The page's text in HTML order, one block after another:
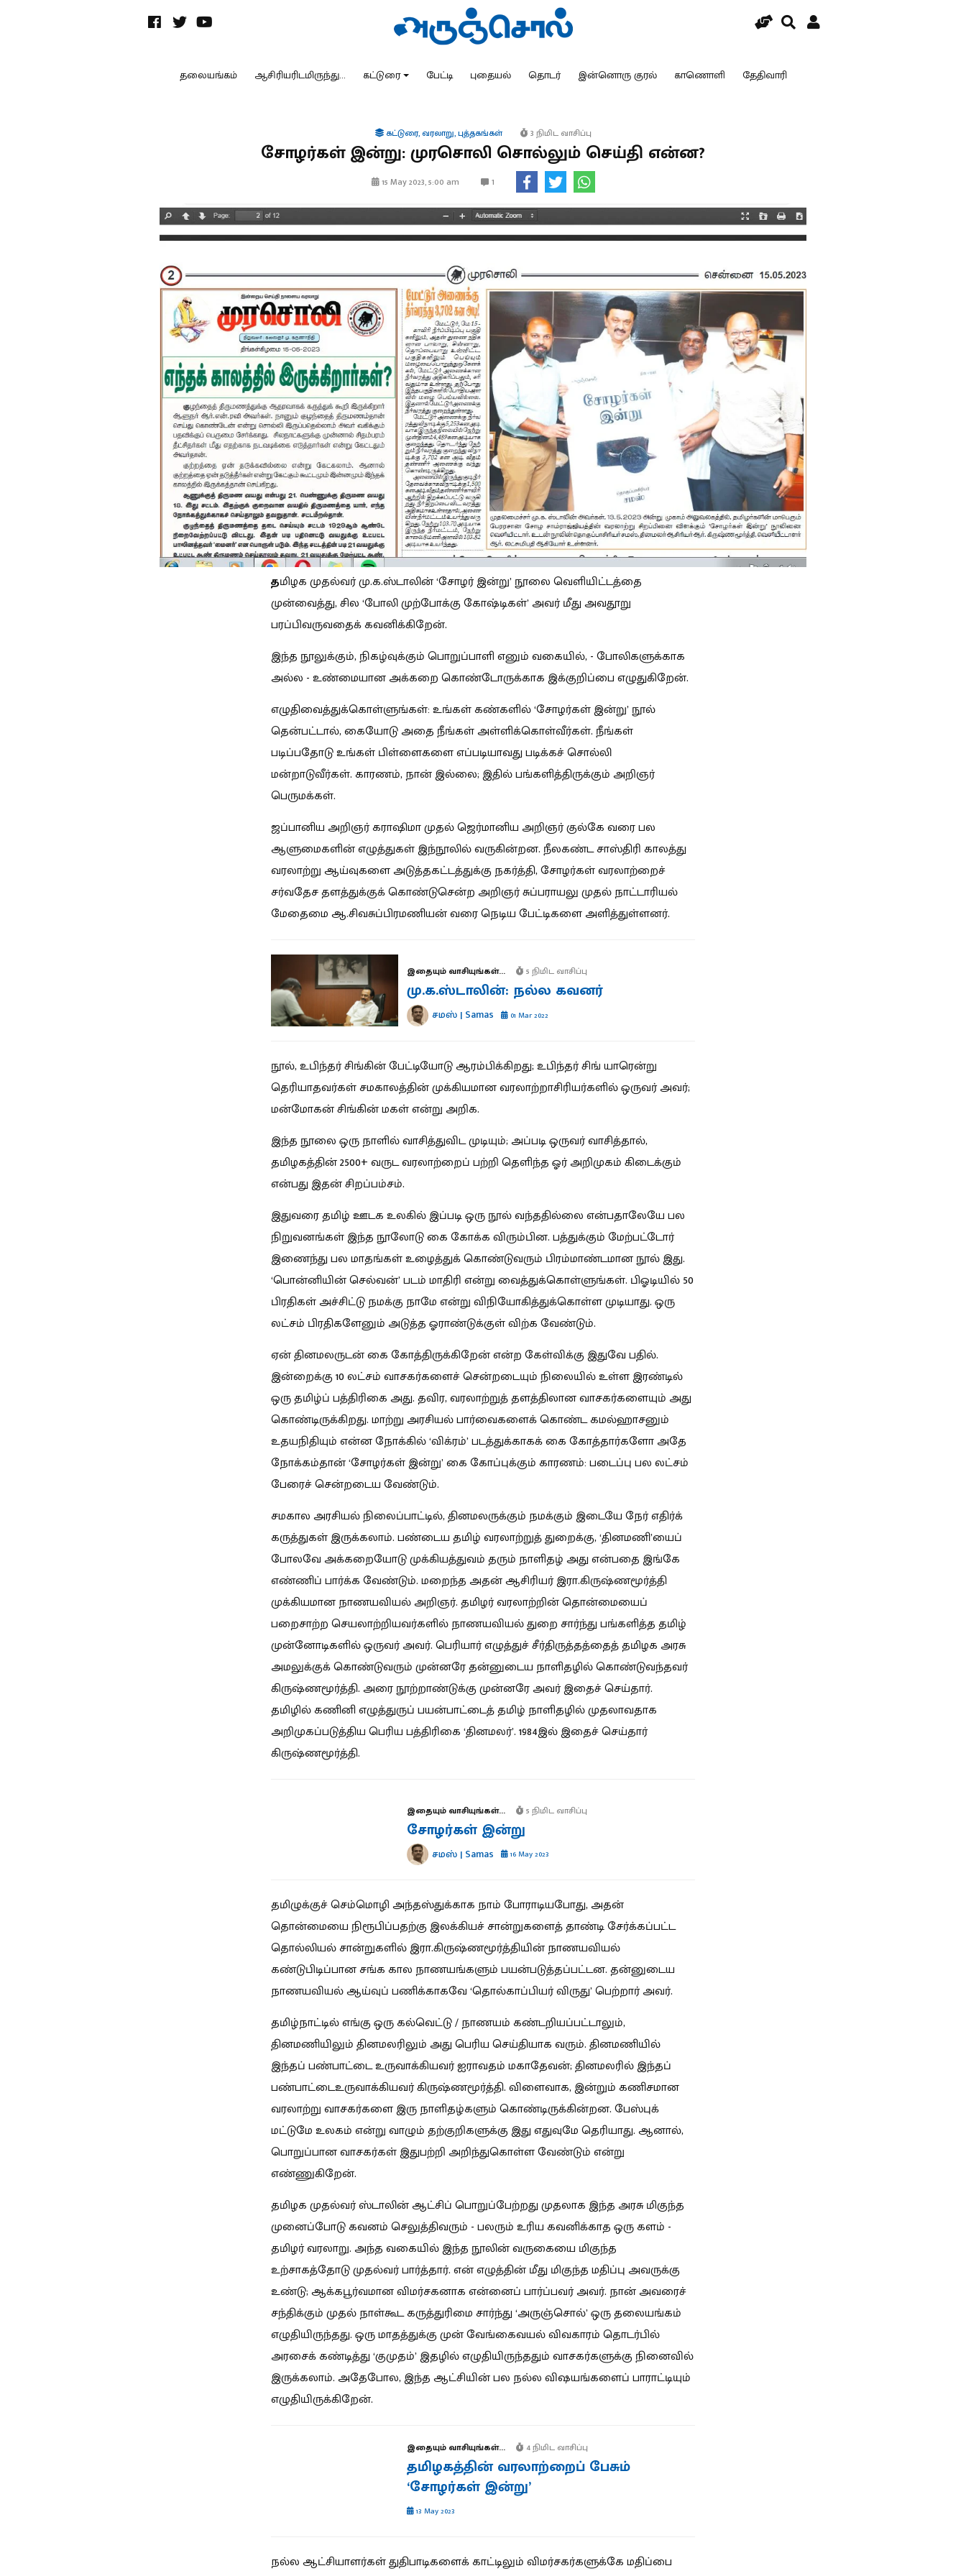
தலையங்கம் ஆசிரியரிடமிருந்து... கட்டுரை பேட்டி புதையல் தொடர் இன்னொரு குரல் காணொளி தேதிவாரி
கட்டுரை,வரலாறு,புத்தகங்கள் 3 நிமிட வாசிப்பு
சோழர்கள் இன்று: முரசொலி சொல்லும் செய்தி என்ன?
15 May 2023, 5:00 am 1
தமிழக முதல்வர் மு.க.ஸ்டாலின் ‘சோழர் இன்று’ நூலை வெளியிட்டத்தை
முன்வைத்து, சில ‘போலி முற்போக்கு கோஷ்டிகள்’ அவர் மீது அவதூறு
பரப்பிவருவதைக் கவனிக்கிறேன்.
இந்த நூலுக்கும், நிகழ்வுக்கும் பொறுப்பாளி எனும் வகையில், - போலிகளுக்காக
அல்ல - உண்மையான அக்கறை கொண்டோருக்காக இக்குறிப்பை எழுதுகிறேன்.
எழுதிவைத்துக்கொள்ளுங்கள்: உங்கள் கண்களில் ‘சோழர்கள் இன்று’ நூல்
தென்பட்டால், கையோடு அதை நீங்கள் அள்ளிக்கொள்வீர்கள். நீங்கள்
படிப்பதோடு உங்கள் பிள்ளைகளை எப்படியாவது படிக்கச் சொல்லி
மன்றாடுவீர்கள். காரணம், நான் இல்லை; இதில் பங்களித்திருக்கும் அறிஞர்
பெருமக்கள்.
ஜப்பானிய அறிஞர் கராஷிமா முதல் ஜெர்மானிய அறிஞர் குல்கே வரை பல
ஆளுமைகளின் எழுத்துகள் இந்நூலில் வருகின்றன. நீலகண்ட சாஸ்திரி காலத்து
வரலாற்று ஆய்வுகளை அடுத்தகட்டத்துக்கு நகர்த்தி, சோழர்கள் வரலாற்றைச்
சர்வதேச தளத்துக்குக் கொண்டுசென்ற அறிஞர் சுப்பராயலு முதல் நாட்டாரியல்
மேதைமை ஆ.சிவசுப்பிரமணியன் வரை நெடிய பேட்டிகளை அளித்துள்ளனர்.
இதையும் வாசியுங்கள்... 5 நிமிட வாசிப்பு
மு.க.ஸ்டாலின்: நல்ல கவனர்
சமஸ் | Samas 01 Mar 2022
நூல், உபிந்தர் சிங்கின் பேட்டியோடு ஆரம்பிக்கிறது; உபிந்தர் சிங் யாரென்று
தெரியாதவர்கள் சமகாலத்தின் முக்கியமான வரலாற்றாசிரியர்களில் ஒருவர் அவர்;
மன்மோகன் சிங்கின் மகள் என்று அறிக.
இந்த நூலை ஒரு நாளில் வாசித்துவிட முடியும்; அப்படி ஒருவர் வாசித்தால்,
தமிழகத்தின் 2500+ வருட வரலாற்றைப் பற்றி தெளிந்த ஓர் அறிமுகம் கிடைக்கும்
என்பது இதன் சிறப்பம்சம்.
இதுவரை தமிழ் ஊடக உலகில் இப்படி ஒரு நூல் வந்ததில்லை என்பதாலேயே பல
நிறுவனங்கள் இந்த நூலோடு கை கோக்க விரும்பின. பத்துக்கும் மேற்பட்டோர்
இணைந்து பல மாதங்கள் உழைத்துக் கொண்டுவரும் பிரம்மாண்டமான நூல் இது.
‘பொன்னியின் செல்வன்’ படம் மாதிரி என்று வைத்துக்கொள்ளுங்கள். பிஓடியில் 50
பிரதிகள் அச்சிட்டு நமக்கு நாமே என்று விநியோகித்துக்கொள்ள முடியாது. ஒரு
லட்சம் பிரதிகளேனும் அடுத்த ஓராண்டுக்குள் விற்க வேண்டும்.
ஏன் தினமலருடன் கை கோத்திருக்கிறேன் என்ற கேள்விக்கு இதுவே பதில்.
இன்றைக்கு 10 லட்சம் வாசகர்களைச் சென்றடையும் நிலையில் உள்ள இரண்டில்
ஒரு தமிழ்ப் பத்திரிகை அது. தவிர, வரலாற்றுத் தளத்திலான வாசகர்களையும் அது
கொண்டிருக்கிறது. மாற்று அரசியல் பார்வைகளைக் கொண்ட கமல்ஹாசனும்
உதயநிதியும் என்ன நோக்கில் ‘விக்ரம்’ படத்துக்காகக் கை கோத்தார்களோ அதே
நோக்கம்தான் ‘சோழர்கள் இன்று’ கை கோப்புக்கும் காரணம்: படைப்பு பல லட்சம்
பேரைச் சென்றடைய வேண்டும்.
சமகால அரசியல் நிலைப்பாட்டில், தினமலருக்கும் நமக்கும் இடையே நேர் எதிர்க்
கருத்துகள் இருக்கலாம். பண்டைய தமிழ் வரலாற்றுத் துறைக்கு, ‘தினமணி’யைப்
போலவே அக்கறையோடு முக்கியத்துவம் தரும் நாளிதழ் அது என்பதை இங்கே
எண்ணிப் பார்க்க வேண்டும். மறைந்த அதன் ஆசிரியர் இரா.கிருஷ்ணமூர்த்தி
முக்கியமான நாணயவியல் அறிஞர். தமிழர் வரலாற்றின் தொன்மையைப்
பறைசாற்ற செயலாற்றியவர்களில் நாணயவியல் துறை சார்ந்து பங்களித்த தமிழ்
முன்னோடிகளில் ஒருவர் அவர். பெரியார் எழுத்துச் சீர்திருத்தத்தைத் தமிழக அரசு
அமலுக்குக் கொண்டுவரும் முன்னரே தன்னுடைய நாளிதழில் கொண்டுவந்தவர்
கிருஷ்ணமூர்த்தி. அரை நூற்றாண்டுக்கு முன்னரே அவர் இதைச் செய்தார்.
தமிழில் கணினி எழுத்துருப் பயன்பாட்டைத் தமிழ் நாளிதழில் முதலாவதாக
அறிமுகப்படுத்திய பெரிய பத்திரிகை ‘தினமலர்’. 1984இல் இதைச் செய்தார்
கிருஷ்ணமூர்த்தி.
இதையும் வாசியுங்கள்... 5 நிமிட வாசிப்பு
சோழர்கள் இன்று
சமஸ் | Samas 16 May 2023
தமிழுக்குச் செம்மொழி அந்தஸ்துக்காக நாம் போராடியபோது, அதன்
தொன்மையை நிரூபிப்பதற்கு இலக்கியச் சான்றுகளைத் தாண்டி சேர்க்கப்பட்ட
தொல்லியல் சான்றுகளில் இரா.கிருஷ்ணமூர்த்தியின் நாணயவியல்
கண்டுபிடிப்பான சங்க கால நாணயங்களும் பயன்படுத்தப்பட்டன. தன்னுடைய
நாணயவியல் ஆய்வுப் பணிக்காகவே ‘தொல்காப்பியர் விருது’ பெற்றார் அவர்.
தமிழ்நாட்டில் எங்கு ஒரு கல்வெட்டு / நாணயம் கண்டறியப்பட்டாலும்,
தினமணியிலும் தினமலரிலும் அது பெரிய செய்தியாக வரும். தினமணியில்
இந்தப் பண்பாட்டை உருவாக்கியவர் ஐராவதம் மகாதேவன்; தினமலரில் இந்தப்
பண்பாட்டைஉருவாக்கியவர் கிருஷ்ணமூர்த்தி. விளைவாக, இன்றும் கணிசமான
வரலாற்று வாசகர்களை இரு நாளிதழ்களும் கொண்டிருக்கின்றன. பேஸ்புக்
மட்டுமே உலகம் என்று வாழும் தற்குறிகளுக்கு இது எதுவுமே தெரியாது. ஆனால்,
பொறுப்பான வாசகர்கள் இதுபற்றி அறிந்துகொள்ள வேண்டும் என்று
எண்ணுகிறேன்.
தமிழக முதல்வர் ஸ்டாலின் ஆட்சிப் பொறுப்பேற்றது முதலாக இந்த அரசு மிகுந்த
முனைப்போடு கவனம் செலுத்திவரும் - பலரும் உரிய கவனிக்காத ஒரு களம் -
தமிழர் வரலாறு. அந்த வகையில் இந்த நூலின் வருகையை மிகுந்த
உற்சாகத்தோடு முதல்வர் பார்த்தார். என் எழுத்தின் மீது மிகுந்த மதிப்பு அவருக்கு
உண்டு; ஆக்கபூர்வமான விமர்சகனாக என்னைப் பார்ப்பவர் அவர். நான் அவரைச்
சந்திக்கும் முதல் நாள்கூட கருத்துரிமை சார்ந்து ‘அருஞ்சொல்’ ஒரு தலையங்கம்
எழுதியிருந்தது. ஒரு மாதத்துக்கு முன் வேங்கைவயல் விவகாரம் தொடர்பில்
அரசைக் கண்டித்து ‘குமுதம்’ இதழில் எழுதியிருந்ததும் வாசகர்களுக்கு நினைவில்
இருக்கலாம். அதேபோல, இந்த ஆட்சியின் பல நல்ல விஷயங்களைப் பாராட்டியும்
எழுதியிருக்கிறேன்.
இதையும் வாசியுங்கள்... 4 நிமிட வாசிப்பு
தமிழகத்தின் வரலாற்றைப் பேசும்
‘சோழர்கள் இன்று’
13 May 2023
நல்ல ஆட்சியாளர்கள் துதிபாடிகளைக் காட்டிலும் விமர்சகர்களுக்கே மதிப்பை